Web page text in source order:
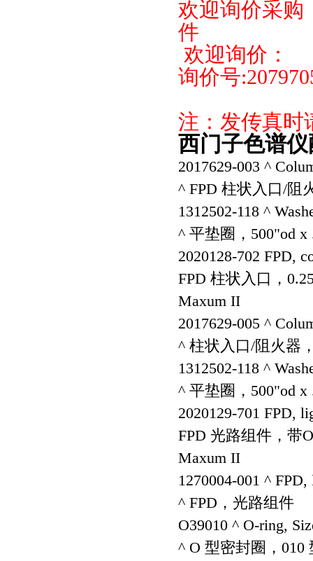
欢迎询价采购
件
欢迎询价：
询价号
注：发传真时
西门子色谱
2017629-003 ^
^ FPD 柱状入口/阻
1312502-118 ^
^ 平垫圈，500"od x
2020128-702 FPD,
FPD 柱状入口，
Maxum II
2017629-005 ^
^ 柱状入口/阻火器
1312502-118 ^
^ 平垫圈，500"od x
2020129-701 FPD,
FPD 光路组件，带
Maxum II
1270004-001 ^
^ FPD，光路组件
O39010 ^ O-ring,
^ O 型密封圈，010